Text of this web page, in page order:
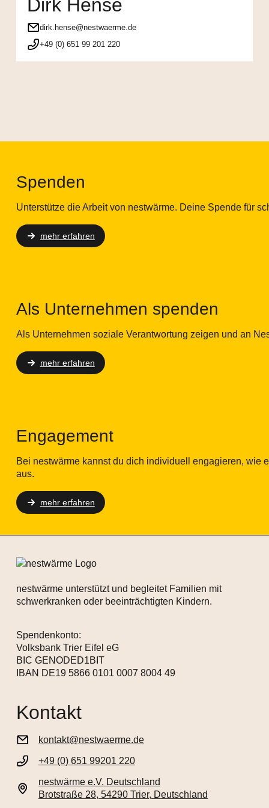
Dirk Hense
dirk.hense@nestwaerme.de
+49 (0) 651 99 201 220
Spenden
Unterstütze die Arbeit von nestwärme. Deine Spende für
mehr erfahren
Als Unternehmen spenden
Als Unternehmen soziale Verantwortung zeigen und an
mehr erfahren
Engagement
Bei nestwärme kannst du dich individuell engagieren, wie
aus.
mehr erfahren
nestwärme unterstützt und begleitet Familien mit
schwerkranken oder beeinträchtigten Kindern.
Spendenkonto:
Volksbank Trier Eifel eG
BIC GENODED1BIT
IBAN DE19 5866 0101 0007 8004 49
Kontakt
kontakt@nestwaerme.de
+49 (0) 651 99201 220
nestwärme e.V. Deutschland
Brotstraße 28, 54290 Trier, Deutschland